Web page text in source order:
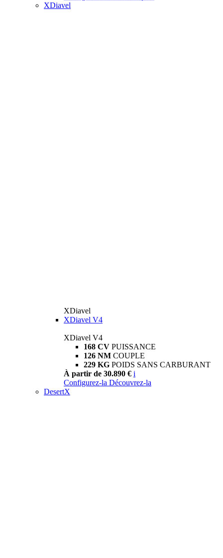
XDiavel
XDiavel
XDiavel V4
XDiavel V4
168 CV PUISSANCE
126 NM COUPLE
229 KG POIDS SANS CARBURANT
À partir de 30.890 € i
Configurez-la Découvrez-la
DesertX